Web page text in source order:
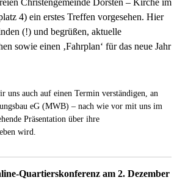
Christengemeinde Dorsten – Kirche im
4) ein erstes Treffen vorgesehen. Hier
(!) und begrüßen, aktuelle
sowie einen ‚Fahrplan‘ für das neue Jahr
uns auch auf einen Termin verständigen, an
eG (MWB) – nach wie vor mit uns im
Präsentation über ihre
wird.
Quartierskonferenz am 2. Dezember